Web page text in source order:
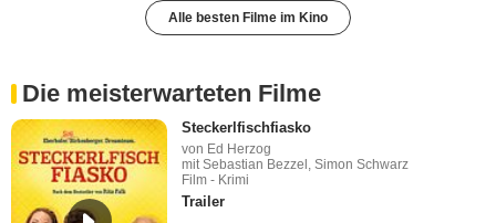
Alle besten Filme im Kino
Die meisterwarteten Filme
Steckerlfischfiasko
von Ed Herzog
mit Sebastian Bezzel, Simon Schwarz
Film - Krimi
Trailer